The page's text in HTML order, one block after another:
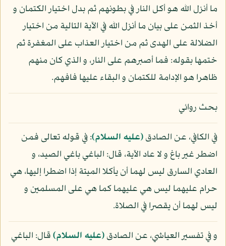
ما أنزل الله هو أكل النار في بطونهم ثم بدل اختيار الكتمان و
أخذ الثمن على بيان ما أنزل الله في الآية التالية من اختيار
الضلالة على الهدى ثم من اختيار العذاب على المغفرة ثم
ختمها بقوله: فما أصبرهم على النار، و الذي كان منهم
ظاهرا هو الإدامة للكتمان و البقاء عليها فافهم.
بحث روائي
في الكافي، عن الصادق(عليه السلام): في قوله تعالى فمن
اضطر غير باغ و لا عاد الآية، قال: الباغي باغي الصيد، و
العادي السارق ليس لهما أن يأكلا الميتة إذا اضطرا إليها، هي
حرام عليهما ليس هي عليهما كما هي على المسلمين و
ليس لهما أن يقصرا في الصلاة.
و في تفسير العياشي، عن الصادق(عليه السلام)قال: الباغي